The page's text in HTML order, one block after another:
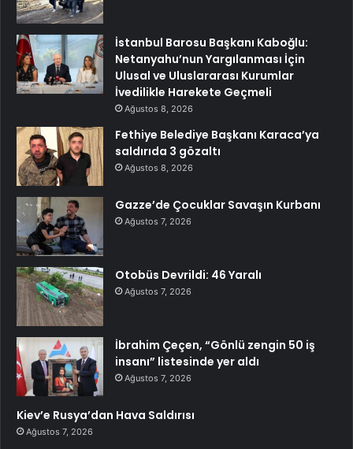
İstanbul Barosu Başkanı Kaboğlu:
Netanyahu’nun Yargılanması İçin
Ulusal ve Uluslararası Kurumlar
İvedilikle Harekete Geçmeli
Ağustos 8, 2026
Fethiye Belediye Başkanı Karaca’ya
saldırıda 3 gözaltı
Ağustos 8, 2026
Gazze’de Çocuklar Savaşın Kurbanı
Ağustos 7, 2026
Otobüs Devrildi: 46 Yaralı
Ağustos 7, 2026
İbrahim Çeçen, “Gönlü zengin 50 iş
insanı” listesinde yer aldı
Ağustos 7, 2026
Kiev’e Rusya’dan Hava Saldırısı
Ağustos 7, 2026